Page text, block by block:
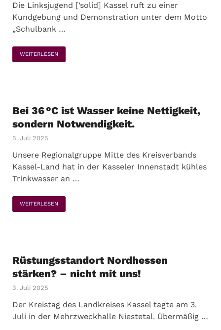
Die Linksjugend [’solid] Kassel ruft zu einer
Kundgebung und Demonstration unter dem Motto
„Schulbank …
WEITERLESEN
Bei 36 °C ist Wasser keine Nettigkeit,
sondern Notwendigkeit.
5. Juli 2025
Unsere Regionalgruppe Mitte des Kreisverbands
Kassel-Land hat in der Kasseler Innenstadt kühles
Trinkwasser an …
WEITERLESEN
Rüstungsstandort Nordhessen
stärken? – nicht mit uns!
3. Juli 2025
Der Kreistag des Landkreises Kassel tagte am 3.
Juli in der Mehrzweckhalle Niestetal. Übermäßig …